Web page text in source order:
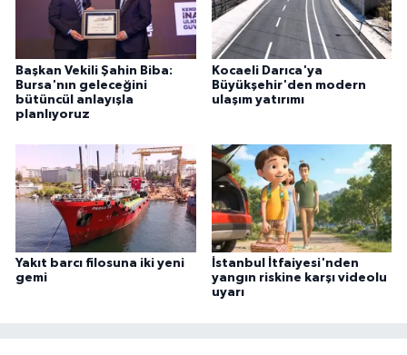
Başkan Vekili Şahin Biba:
Bursa'nın geleceğini
bütüncül anlayışla
planlıyoruz
Kocaeli Darıca'ya
Büyükşehir'den modern
ulaşım yatırımı
Yakıt barcı filosuna iki yeni
gemi
İstanbul İtfaiyesi'nden
yangın riskine karşı videolu
uyarı